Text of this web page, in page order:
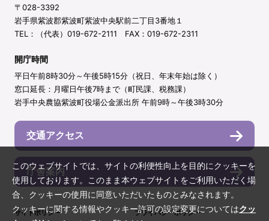
〒028-3392
岩手県紫波郡紫波町紫波中央駅前二丁目3番地１
TEL：（代表）019-672-2111 FAX：019-672-2311
開庁時間
平日午前8時30分～午後5時15分（祝日、年末年始は除く）
窓口延長：月曜日午後7時まで（町民課、税務課）
岩手中央農協紫波町役場公金派出所 午前9時～午後3時30分
交通アクセス
庁舎案内
サイトポリシー プライバシーポリシー
このウェブサイトでは、サイトの利便性向上を目的にクッキーを
使用しております。このまま本ウェブサイトをご利用いただく場
合、クッキーの使用に同意いただいたものとみなされます。
クッキーに関する情報やクッキー許可の設定変更についてはクッ